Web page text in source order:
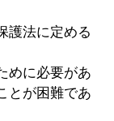
護法に定める
めに必要があ
とが困難であ